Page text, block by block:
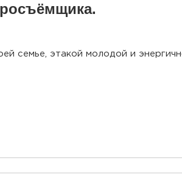
семье, этакой молодой и